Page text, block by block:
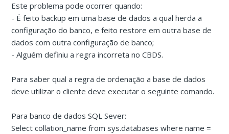
Este problema pode ocorrer quando:
- É feito backup em uma base de dados a qual herda a
configuração do banco, e feito restore em outra base de
dados com outra configuração de banco;
- Alguém definiu a regra incorreta no CBDS.
Para saber qual a regra de ordenação a base de dados
deve utilizar o cliente deve executar o seguinte comando.
Para banco de dados SQL Sever:
Select collation_name from sys.databases where name =